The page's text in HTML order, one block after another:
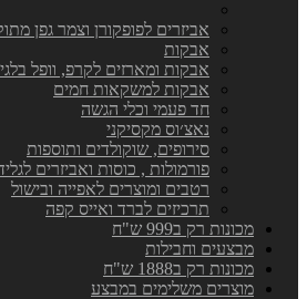
אביזרים לפופקורן וצמר גפן
אבקות
אבקות ומארזים לקרפ, וופל בלגי
אבקות למשקאות חמים
חד פעמי וכלי הגשה
נאצ׳וס מקסיקני
סירופים, שוקולדים ותוספות
פורמולות , כוסות ואביזרים
רטבים ומוצרים לאפייה ובישול
תרכיזים לברד ואייס קפה
מכונות רק ב999 ש"ח
מבצעים וחבילות
מכונות רק ב1888 ש"ח
מוצרים משלימים במבצע